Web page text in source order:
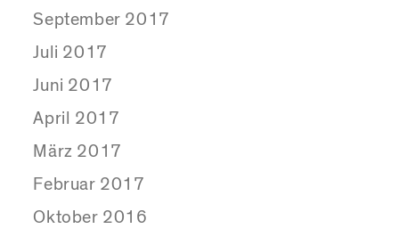
September 2017
Juli 2017
Juni 2017
April 2017
März 2017
Februar 2017
Oktober 2016